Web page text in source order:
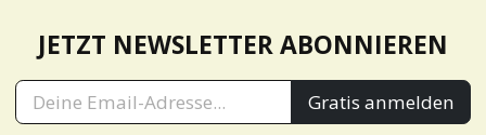
JETZT NEWSLETTER ABONNIEREN
Gratis anmelden